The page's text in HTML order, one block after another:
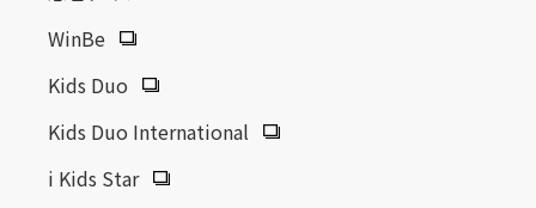
WinBe
Kids Duo
Kids Duo International
i Kids Star